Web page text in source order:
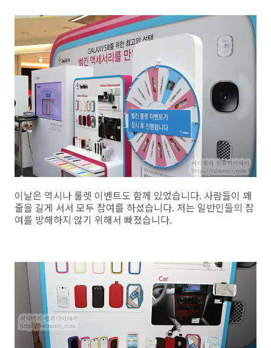
이날은 역시나 룰렛 이벤트도 함께 있었습니다. 사람들이 꽤
줄을 길게 서서 모두 참여를 하셨습니다. 저는 일반인들의 참
여를 방해하지 않기 위해서 빠졌습니다.